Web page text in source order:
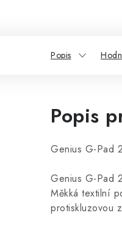
Popis
Popis
Genius G-Pad
Genius G-Pad
Měkká textilní
protiskluzovou